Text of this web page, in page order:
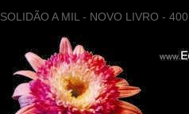
SOLIDÃO A MIL - NOVO LIVRO -